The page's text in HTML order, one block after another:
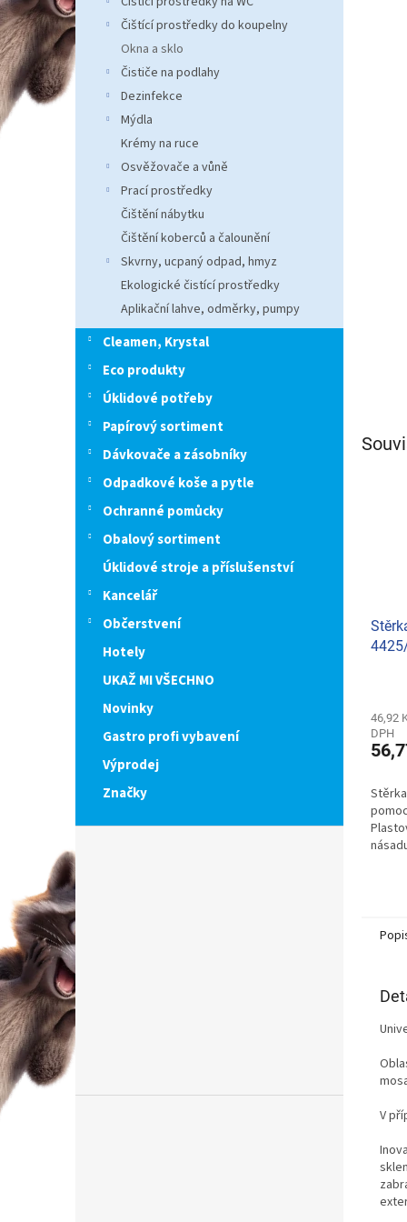
n
e
l
Čištící prostředky do koupelny
Okna a sklo
Čističe na podlahy
Dezinfekce
Mýdla
Krémy na ruce
Osvěžovače a vůně
Prací prostředky
Čištění nábytku
Čištění koberců a čalounění
Skvrny, ucpaný odpad, hmyz
Ekologické čistící prostředky
Aplikační lahve, odměrky, pumpy
Cleamen, Krystal
Eco produkty
Úklidové potřeby
Papírový sortiment
Dávkovače a zásobníky
Odpadkové koše a pytle
Ochranné pomůcky
Obalový sortiment
Úklidové stroje a příslušenství
Kancelář
Občerstvení
Hotely
UKAŽ MI VŠECHNO
Novinky
Gastro profi vybavení
Výprodej
Značky
46,92
DPH
V